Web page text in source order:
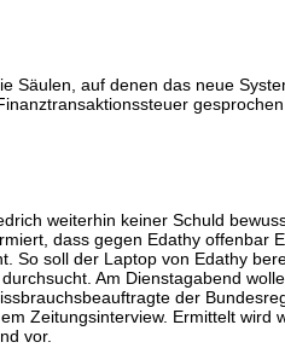
Säulen, auf denen das neue
weiterhin keiner Schuld
dass gegen Edathy
soll der Laptop von Edathy
Am Dienstagabend
der
Zeitungsinterview. Ermittelt
vor.